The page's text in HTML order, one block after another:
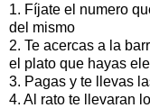
1. Fíjate el numero
del mismo
2. Te acercas a la
el plato que hayas
3. Pagas y te llevas
4. Al rato te llevaran